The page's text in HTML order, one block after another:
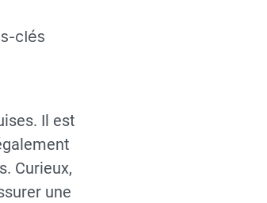
clés
Il est
Curieux,
une